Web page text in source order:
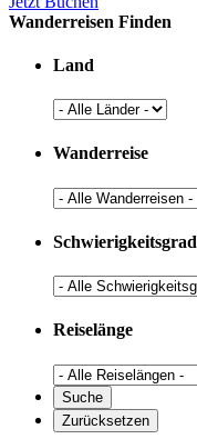
Wanderreisen Finden
Land
Wanderreise
Schwierigkeitsgrad
Reiselänge